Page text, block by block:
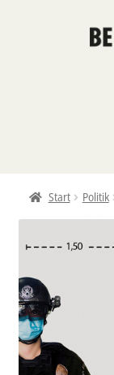
Zur
Zum
Politik
Film
Start Politik